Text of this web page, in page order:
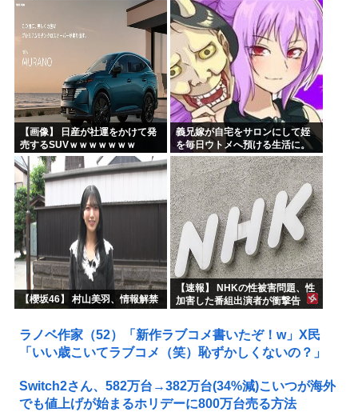
【画像】 日産が社運をかけて発
売するSUVｗｗｗｗｗｗｗ
義兄嫁が自宅をサロンにして姪
を毎日ウトメへ預ける生活に。
数年後、そのツケが一気に回っ
てきて…
【櫻坂46】 村山美羽、情報解禁
【速報】 NHKの性被害問題、性
加害した番組出演者が衝撃告
ラノベ作家（52）「新作ラブコメ書いたぞ！w」X民
「いい歳こいてラブコメ（笑）恥ずかしくないの？」
Switch2さん、582万台→382万台(34%減)こいつが海外
でも値上げが始まるホリデーに800万台売る方法